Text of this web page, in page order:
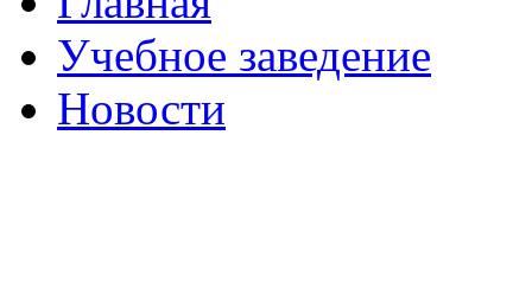
Учебное заведение
Новости